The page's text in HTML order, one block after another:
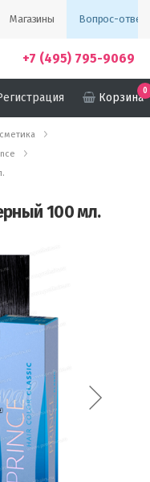
Магазины Вопрос-ответ
+7 (495) 795-9069
Корзина
0
100 мл.